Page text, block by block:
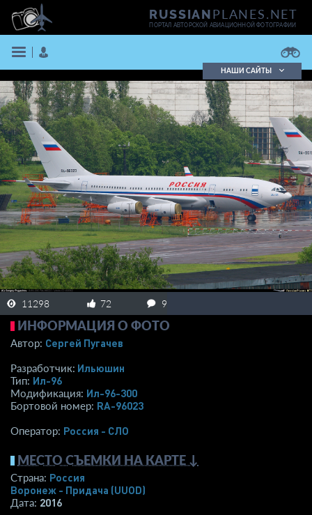
RUSSIANPLANES.NET
ПОРТАЛ АВТОРСКОЙ АВИАЦИОННОЙ ФОТОГРАФИИ
ВОЙТИ
ЗАРЕГИСТРИРОВАТЬСЯ
Поиск фотографий
Поиск в реестре
Кратко
Подробно
НАШИ САЙТЫ
11298 72 9
ИНФОРМАЦИЯ О ФОТО
Автор: Сергей Пугачев
Разработчик: Ильюшин
Тип: Ил-96
Модификация: Ил-96-300
Бортовой номер: RA-96023
Оператор: Россия - СЛО
МЕСТО СЪЕМКИ НА КАРТЕ ↓
Страна: Россия
Воронеж - Придача (UUOD)
Дата: 2016